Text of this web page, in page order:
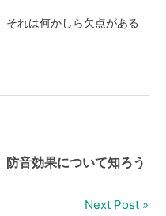
それは何かしら欠点がある
音効果について知ろう
Next Post